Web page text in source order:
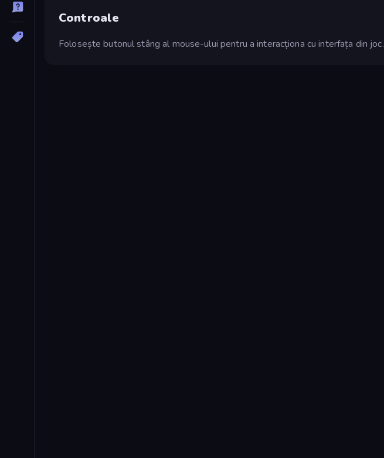
Controale
Folosește butonul stâng al mouse-ului pentru a interacționa cu interfața din joc.